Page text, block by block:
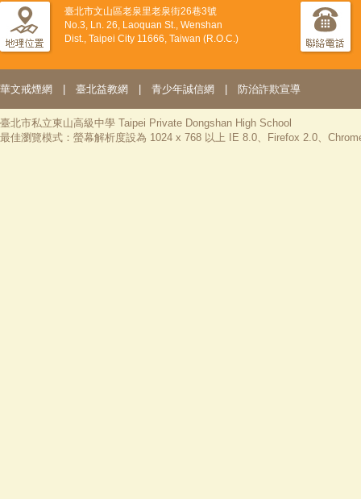
臺北市文山區老泉里老泉街26巷3號
No.3, Ln. 26, Laoquan St., Wenshan
Dist., Taipei City 11666, Taiwan (R.O.C.)
華文戒煙網 臺北益教網 青少年誠信網 防治詐欺宣導
臺北市私立東山高級中學 Taipei Private Dongshan High School
最佳瀏覽模式：螢幕解析度設為 1024 x 768 以上 IE 8.0、Firefox 2.0、